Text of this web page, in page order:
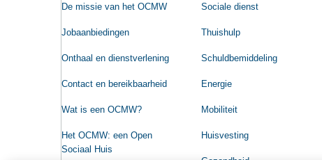
De missie van het OCMW
Jobaanbiedingen
Onthaal en dienstverlening
Contact en bereikbaarheid
Wat is een OCMW?
Het OCMW: een Open
Sociaal Huis
Sociale dienst
Thuishulp
Schuldbemiddeling
Energie
Mobiliteit
Huisvesting